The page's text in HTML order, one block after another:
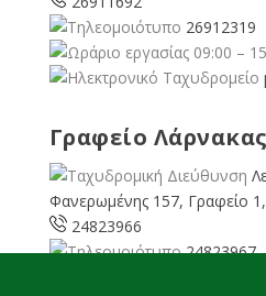
26912319
09:00 –
Γραφείο Λάρνακας
Φανερωμένης 157, Γραφείο
24823966
24823967